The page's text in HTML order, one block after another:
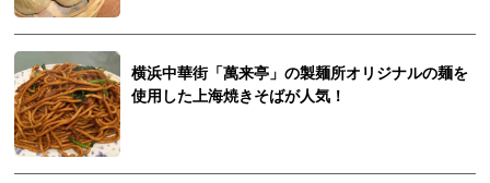
横浜中華街「萬来亭」の製麺所オリジナルの麺を
使用した上海焼きそばが人気！